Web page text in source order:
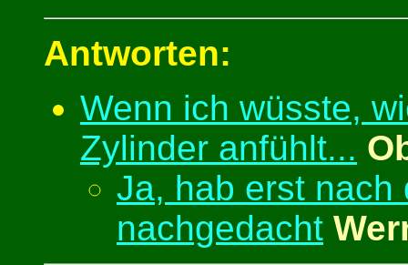
Antworten:
Wenn ich wüsste,
Zylinder anfühlt...
Ja, hab erst nach
nachgedacht